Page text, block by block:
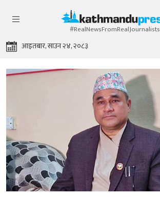
#RealNewsFromRealJournalists
आइतबार, साउन २४, २०८३